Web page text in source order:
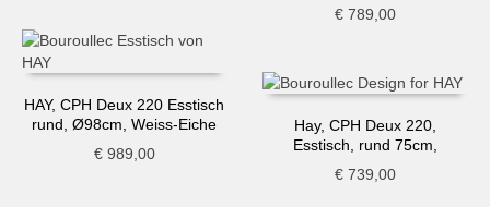
€ 789,00
HAY, CPH Deux 220 Esstisch
rund, Ø98cm, Weiss-Eiche
€989,00
Hay, CPH Deux 220,
Esstisch, rund 75cm,
€ 739,00